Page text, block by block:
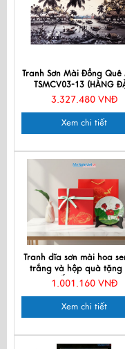
Tranh Sơn Mài Đồng Quê
TSMCV03-13 (HÀNG
3.327.480 VNĐ
Xem chi tiết
Tranh dĩa sơn mài hoa
trắng và hộp quà tặng
cấp TD25-TBL5
1.001.160 VNĐ
Xem chi tiết